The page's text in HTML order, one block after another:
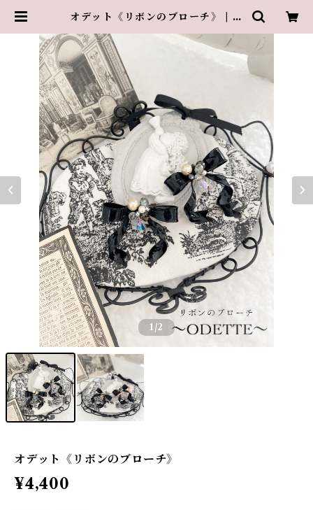
オデット《リボンのブローチ》 | 葉
1 /2
オデット《リボンのブローチ》
¥4,400